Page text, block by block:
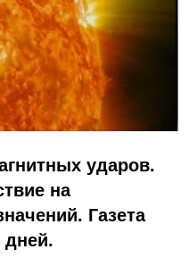
ударов.
на
Газета
дней.